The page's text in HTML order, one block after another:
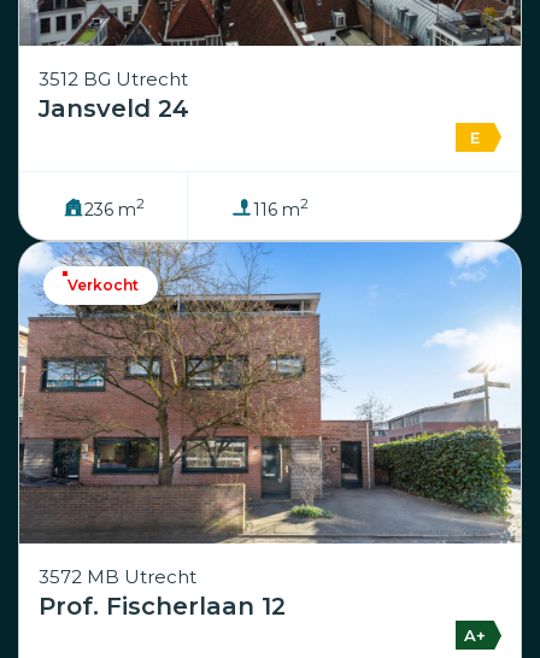
3512 BG Utrecht
Jansveld 24
E
236 m2 116 m2
3572 MB Utrecht
Prof. Fischerlaan 12
A+
Verkocht